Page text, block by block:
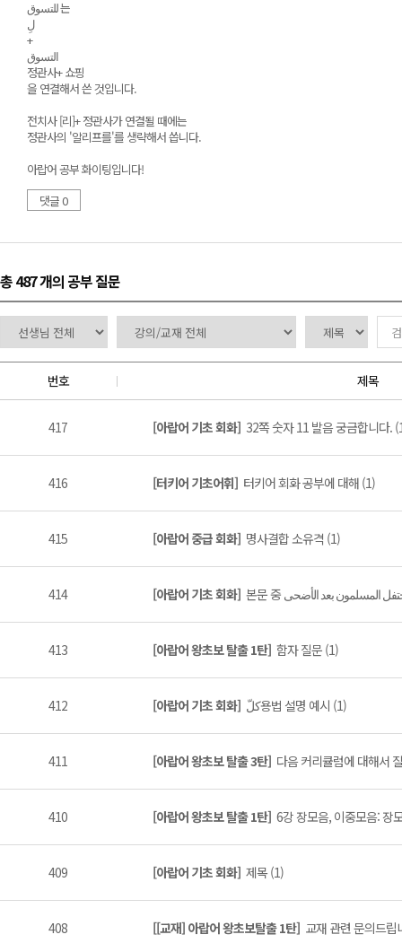
للتسوق 는
لِ
+
التسوق
정관사+ 쇼핑
을 연결해서 쓴 것입니다.
전치사 [리]+ 정관사가 연결될 때에는
정관사의 '알리프를'를 생략해서 씁니다.
아랍어 공부 화이팅입니다!
댓글 0
총 487 개의 공부 질문
번호 제목
417 [아랍어 기초 회화] 32쪽 숫자 11 발음 궁금합니다.
416 [터키어 기초어휘] 터키어 회화 공부에 대해 (1)
415 [아랍어 중급 회화] 명사결합 소유격 (1)
414 [아랍어 기초 회화]
413 [아랍어 왕초보 탈출 1탄] 함자 질문 (1)
412 [아랍어 기초 회화] كلّ용법 설명 예시 (1)
411 [아랍어 왕초보 탈출 3탄] 다음 커리큘럼에 대해서
410 [아랍어 왕초보 탈출 1탄] 6강 장모음, 이중모음: 장
409 [아랍어 기초 회화] 제목 (1)
408 [[교재] 아랍어 왕초보탈출 1탄] 교재 관련 문의드립